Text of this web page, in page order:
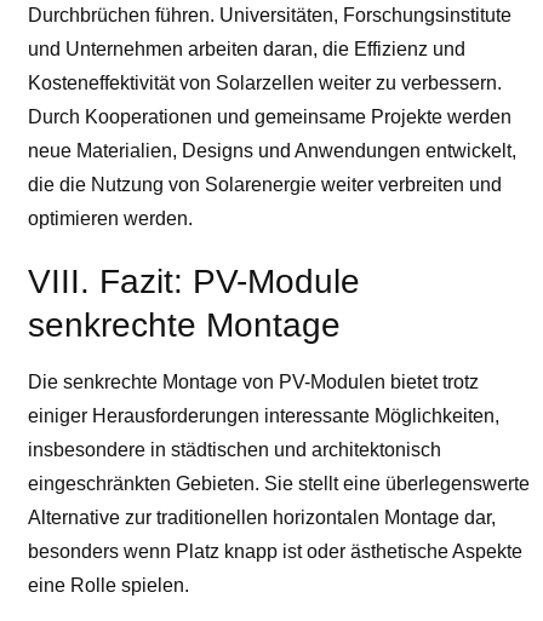
Durchbrüchen führen. Universitäten, Forschungsinstitute
und Unternehmen arbeiten daran, die Effizienz und
Kosteneffektivität von Solarzellen weiter zu verbessern.
Durch Kooperationen und gemeinsame Projekte werden
neue Materialien, Designs und Anwendungen entwickelt,
die die Nutzung von Solarenergie weiter verbreiten und
optimieren werden.
VIII. Fazit: PV-Module
senkrechte Montage
Die senkrechte Montage von PV-Modulen bietet trotz
einiger Herausforderungen interessante Möglichkeiten,
insbesondere in städtischen und architektonisch
eingeschränkten Gebieten. Sie stellt eine überlegenswerte
Alternative zur traditionellen horizontalen Montage dar,
besonders wenn Platz knapp ist oder ästhetische Aspekte
eine Rolle spielen.